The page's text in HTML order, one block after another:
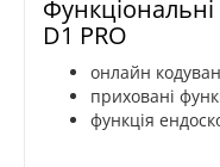
Функціональні
D1 PRO
онлайн
приховані
функція